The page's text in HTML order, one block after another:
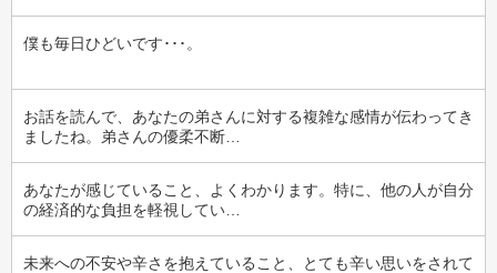
僕も毎日ひどいです･･･。
お話を読んで、あなたの弟さんに対する複雑な感情が伝わってき
ましたね。弟さんの優柔不断…
あなたが感じていること、よくわかります。特に、他の人が自分
の経済的な負担を軽視してい…
未来への不安や辛さを抱えていること、とても辛い思いをされて